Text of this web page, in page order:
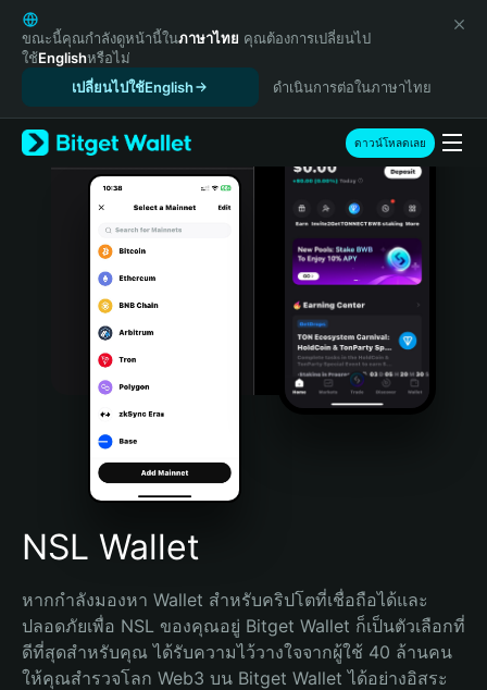
English
日本語
Tiếng Việt
Español (Latinoamérica)
Türkçe
Italiano
Português (Portugal)
Bahasa Indonesia
Português (Brasil)
Español (Argentina)
ขณะนี้คุณกำลังดูหน้านี้ในภาษาไทย คุณต้องการเปลี่ยนไป
ใช้Englishหรือไม่
เปลี่ยนไปใช้English
ดำเนินการต่อในภาษาไทย
ดาวน์โหลดเลย
NSL Wallet
หากกำลังมองหา Wallet สำหรับคริปโตที่เชื่อถือได้และ
ปลอดภัยเพื่อ NSL ของคุณอยู่ Bitget Wallet ก็เป็นตัวเลือกที่
ดีที่สุดสำหรับคุณ ได้รับความไว้วางใจจากผู้ใช้ 40 ล้านคน
ให้คุณสำรวจโลก Web3 บน Bitget Wallet ได้อย่างอิสระ